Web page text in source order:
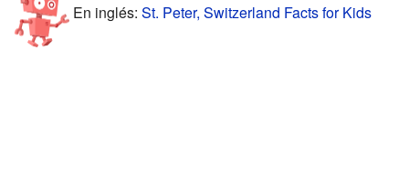
En inglés: St. Peter, Switzerland Facts for Kids